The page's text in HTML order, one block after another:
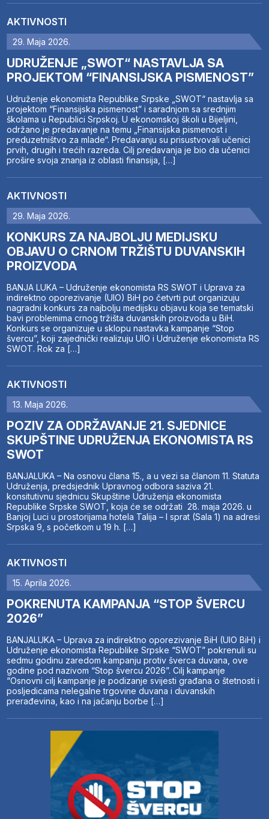
AKTIVNOSTI
29. Maja 2026.
UDRUŽENJE „SWOT“ NASTAVLJA SA
PROJEKTOM “FINANSIJSKA PISMENOST”
Udruženje ekonomista Republike Srpske „SWOT“ nastavlja sa
projektom “Finansijska pismenost” i saradnjom sa srednjim
školama u Republici Srpskoj. U ekonomskoj školi u Bijeljini,
održano je predavanje na temu „Finansijska pismenost i
preduzetništvo za mlade“. Predavanju su prisustvovali učenici
prvih, drugih i trećih razreda. Cilj predavanja je bio da učenici
prošire svoja znanja iz oblasti finansija, […]
AKTIVNOSTI
29. Maja 2026.
KONKURS ZA NAJBOLJU MEDIJSKU
OBJAVU O CRNOM TRŽIŠTU DUVANSKIH
PROIZVODA
BANJA LUKA – Udruženje ekonomista RS SWOT i Uprava za
indirektno oporezivanje (UIO) BiH po četvrti put organizuju
nagradni konkurs za najbolju medijsku objavu koja se tematski
bavi problemima crnog tržišta duvanskih proizvoda u BiH.
Konkurs se organizuje u sklopu nastavka kampanje “Stop
švercu”, koji zajednički realizuju UIO i Udruženje ekonomista RS
SWOT. Rok za […]
AKTIVNOSTI
13. Maja 2026.
POZIV ZA ODRŽAVANJE 21. SJEDNICE
SKUPŠTINE UDRUŽENJA EKONOMISTA RS
SWOT
BANJALUKA – Na osnovu člana 15., a u vezi sa članom 11. Statuta
Udruženja, predsjednik Upravnog odbora saziva 21.
konsitutivnu sjednicu Skupštine Udruženja ekonomista
Republike Srpske SWOT, koja će se održati 28. maja 2026. u
Banjoj Luci u prostorijama hotela Talija – I sprat (Sala 1) na adresi
Srpska 9, s početkom u 19 h. […]
AKTIVNOSTI
15. Aprila 2026.
POKRENUTA KAMPANJA “STOP ŠVERCU
2026”
BANJALUKA – Uprava za indirektno oporezivanje BiH (UIO BiH) i
Udruženje ekonomista Republike Srpske “SWOT” pokrenuli su
sedmu godinu zaredom kampanju protiv šverca duvana, ove
godine pod nazivom “Stop švercu 2026”. Cilj kampanje
“Osnovni cilj kampanje je podizanje svijesti građana o štetnosti i
posljedicama nelegalne trgovine duvana i duvanskih
prerađevina, kao i na jačanju borbe […]